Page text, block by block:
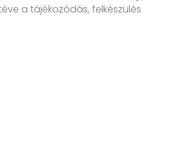
a tájékozódás, felkészülés